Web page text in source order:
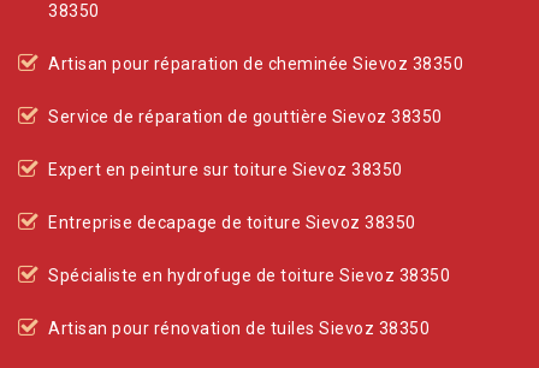
38350
Artisan pour réparation de cheminée Sievoz 38350
Service de réparation de gouttière Sievoz 38350
Expert en peinture sur toiture Sievoz 38350
Entreprise decapage de toiture Sievoz 38350
Spécialiste en hydrofuge de toiture Sievoz 38350
Artisan pour rénovation de tuiles Sievoz 38350